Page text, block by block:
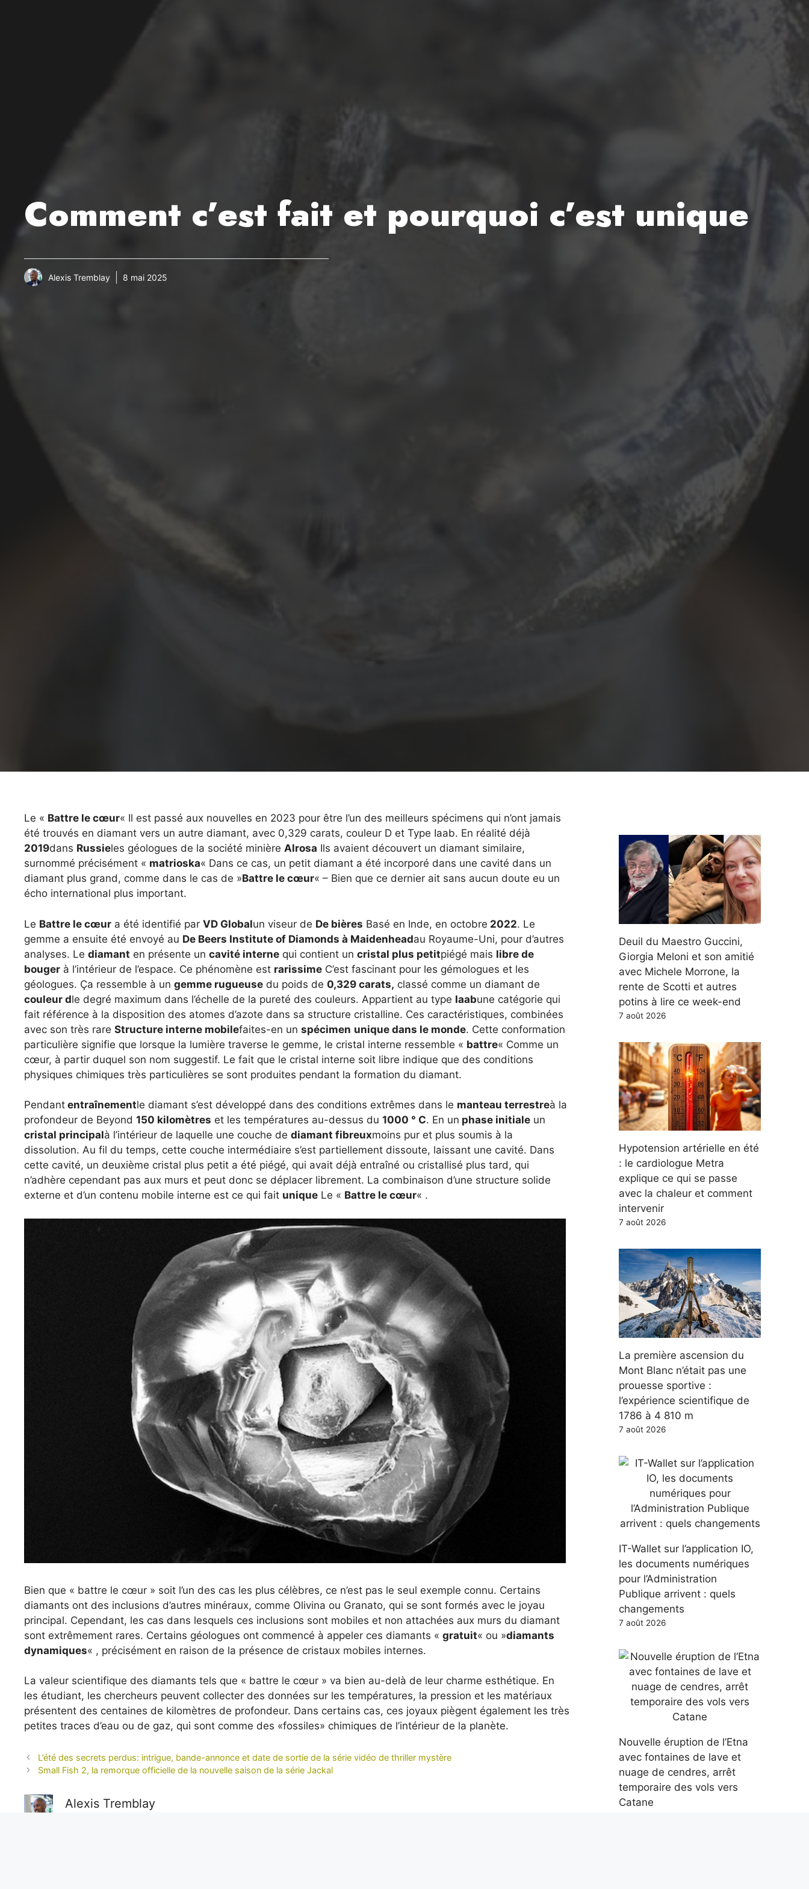
Comment c’est fait et pourquoi c’est unique
Alexis Tremblay 8 mai 2025
Le « Battre le cœur« Il est passé aux nouvelles en 2023 pour être l’un des meilleurs spécimens qui n’ont jamais
été trouvés en diamant vers un autre diamant, avec 0,329 carats, couleur D et Type Iaab. En réalité déjà
2019dans Russieles géologues de la société minière Alrosa Ils avaient découvert un diamant similaire,
surnommé précisément « matrioska« Dans ce cas, un petit diamant a été incorporé dans une cavité dans un
diamant plus grand, comme dans le cas de »Battre le cœur« – Bien que ce dernier ait sans aucun doute eu un
écho international plus important.
Le Battre le cœur a été identifié par VD Globalun viseur de De bières Basé en Inde, en octobre 2022. Le
gemme a ensuite été envoyé au De Beers Institute of Diamonds à Maidenheadau Royaume-Uni, pour d’autres
analyses. Le diamant en présente un cavité interne qui contient un cristal plus petitpiégé mais libre de
bouger à l’intérieur de l’espace. Ce phénomène est rarissime C’est fascinant pour les gémologues et les
géologues. Ça ressemble à un gemme rugueuse du poids de 0,329 carats, classé comme un diamant de
couleur dle degré maximum dans l’échelle de la pureté des couleurs. Appartient au type Iaabune catégorie qui
fait référence à la disposition des atomes d’azote dans sa structure cristalline. Ces caractéristiques, combinées
avec son très rare Structure interne mobilefaites-en un spécimen unique dans le monde. Cette conformation
particulière signifie que lorsque la lumière traverse le gemme, le cristal interne ressemble « battre« Comme un
cœur, à partir duquel son nom suggestif. Le fait que le cristal interne soit libre indique que des conditions
physiques chimiques très particulières se sont produites pendant la formation du diamant.
Pendant entraînementle diamant s’est développé dans des conditions extrêmes dans le manteau terrestreà la
profondeur de Beyond 150 kilomètres et les températures au-dessus du 1000 ° C. En un phase initiale un
cristal principalà l’intérieur de laquelle une couche de diamant fibreuxmoins pur et plus soumis à la
dissolution. Au fil du temps, cette couche intermédiaire s’est partiellement dissoute, laissant une cavité. Dans
cette cavité, un deuxième cristal plus petit a été piégé, qui avait déjà entraîné ou cristallisé plus tard, qui
n’adhère cependant pas aux murs et peut donc se déplacer librement. La combinaison d’une structure solide
externe et d’un contenu mobile interne est ce qui fait unique Le « Battre le cœur« .
Bien que « battre le cœur » soit l’un des cas les plus célèbres, ce n’est pas le seul exemple connu. Certains
diamants ont des inclusions d’autres minéraux, comme Olivina ou Granato, qui se sont formés avec le joyau
principal. Cependant, les cas dans lesquels ces inclusions sont mobiles et non attachées aux murs du diamant
sont extrêmement rares. Certains géologues ont commencé à appeler ces diamants « gratuit« ou »diamants
dynamiques« , précisément en raison de la présence de cristaux mobiles internes.
La valeur scientifique des diamants tels que « battre le cœur » va bien au-delà de leur charme esthétique. En
les étudiant, les chercheurs peuvent collecter des données sur les températures, la pression et les matériaux
présentent des centaines de kilomètres de profondeur. Dans certains cas, ces joyaux piègent également les très
petites traces d’eau ou de gaz, qui sont comme des «fossiles» chimiques de l’intérieur de la planète.
L’été des secrets perdus: intrigue, bande-annonce et date de sortie de la série vidéo de thriller mystère
Small Fish 2, la remorque officielle de la nouvelle saison de la série Jackal
Alexis Tremblay
Deuil du Maestro Guccini,
Giorgia Meloni et son amitié
avec Michele Morrone, la
rente de Scotti et autres
potins à lire ce week-end
7 août 2026
Hypotension artérielle en été
: le cardiologue Metra
explique ce qui se passe
avec la chaleur et comment
intervenir
7 août 2026
La première ascension du
Mont Blanc n’était pas une
prouesse sportive :
l’expérience scientifique de
1786 à 4 810 m
7 août 2026
IT-Wallet sur l’application IO,
les documents numériques
pour l’Administration
Publique arrivent : quels
changements
7 août 2026
Nouvelle éruption de l’Etna
avec fontaines de lave et
nuage de cendres, arrêt
temporaire des vols vers
Catane